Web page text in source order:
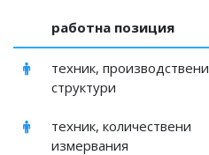
работна позиция
техник, производствени
структури
техник, количествени
измервания